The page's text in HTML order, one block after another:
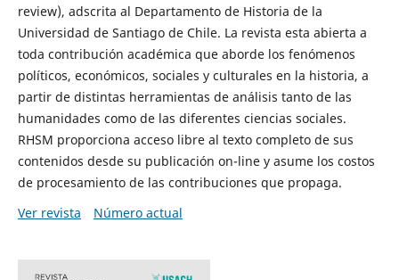
review), adscrita al Departamento de Historia de la
Universidad de Santiago de Chile. La revista esta abierta a
toda contribución académica que aborde los fenómenos
políticos, económicos, sociales y culturales en la historia, a
partir de distintas herramientas de análisis tanto de las
humanidades como de las diferentes ciencias sociales.
RHSM proporciona acceso libre al texto completo de sus
contenidos desde su publicación on-line y asume los costos
de procesamiento de las contribuciones que propaga.
Ver revista
Número actual